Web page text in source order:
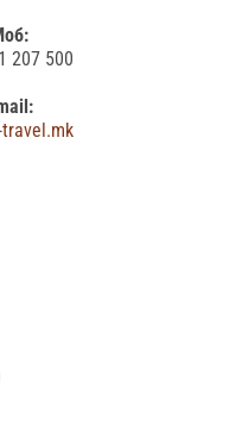
207 500
travel.mk